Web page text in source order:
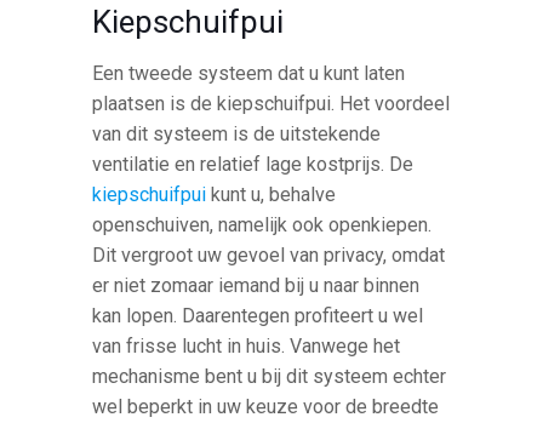
Kiepschuifpui
Een tweede systeem dat u kunt laten
plaatsen is de kiepschuifpui. Het voordeel
van dit systeem is de uitstekende
ventilatie en relatief lage kostprijs. De
kiepschuifpui kunt u, behalve
openschuiven, namelijk ook openkiepen.
Dit vergroot uw gevoel van privacy, omdat
er niet zomaar iemand bij u naar binnen
kan lopen. Daarentegen profiteert u wel
van frisse lucht in huis. Vanwege het
mechanisme bent u bij dit systeem echter
wel beperkt in uw keuze voor de breedte